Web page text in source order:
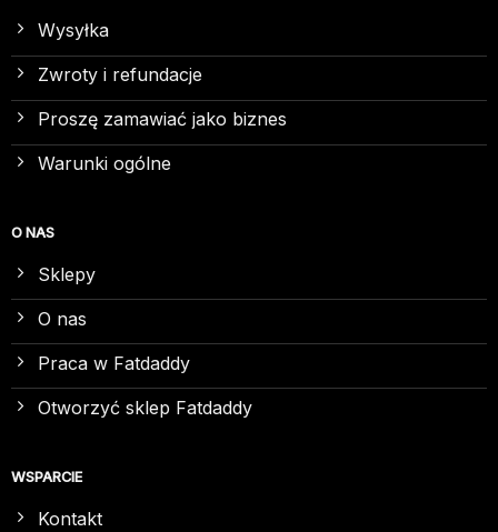
Wysyłka
Zwroty i refundacje
Proszę zamawiać jako biznes
Warunki ogólne
O NAS
Sklepy
O nas
Praca w Fatdaddy
Otworzyć sklep Fatdaddy
WSPARCIE
Kontakt